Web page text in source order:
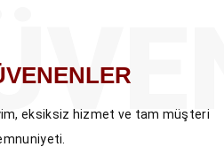
eksiksiz hizmet ve tam müşteri